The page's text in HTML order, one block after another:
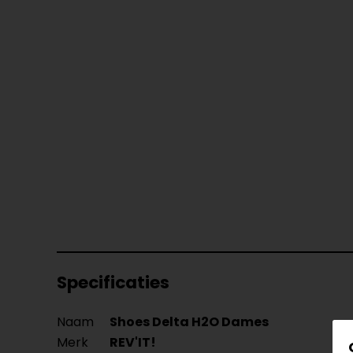
Specificaties
Naam Shoes Delta H2O Dames
Merk
REV'IT!